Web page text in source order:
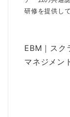
研修を提供し
EBM｜スク
マネジメン